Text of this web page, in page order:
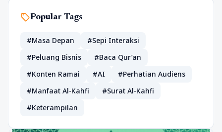
sellPopular Tags
#Masa Depan
#Sepi Interaksi
#Peluang Bisnis
#Baca Qur’an
#Konten Ramai
#AI
#Perhatian Audiens
#Manfaat Al-Kahfi
#Surat Al-Kahfi
#Keterampilan